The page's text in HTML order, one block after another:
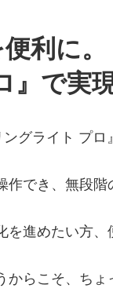
利に
』で実
グライト プロ
作でき、無段
を進めたい方
からこそ、ち